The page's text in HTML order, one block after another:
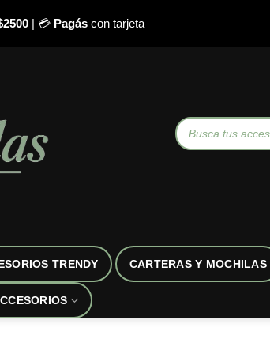
| 💳 Pagáscon tarjeta
Búsqueda
de
productos
TRENDY CARTERAS Y MOCHILAS